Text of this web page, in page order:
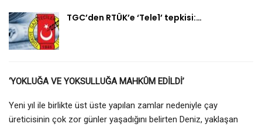
TGC’den RTÜK’e ‘Tele1’ tepkisi:…
‘YOKLUĞA VE YOKSULLUĞA MAHKÛM EDİLDİ’
Yeni yıl ile birlikte üst üste yapılan zamlar nedeniyle çay
üreticisinin çok zor günler yaşadığını belirten Deniz, yaklaşan